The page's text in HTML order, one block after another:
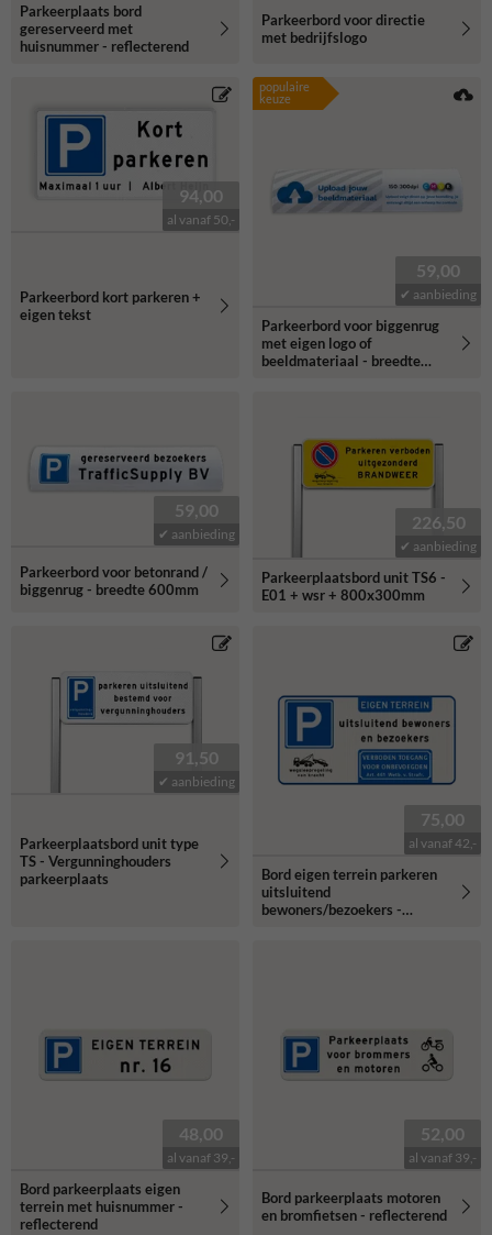
Parkeerplaats bord
gereserveerd met
huisnummer - reflecterend
Parkeerbord voor directie
met bedrijfslogo
94,00
al vanaf 50,-
Parkeerbord kort parkeren +
eigen tekst
populaire
keuze
59,00
✔ aanbieding
Parkeerbord voor biggenrug
met eigen logo of
beeldmateriaal - breedte
59,00
✔ aanbieding
Parkeerbord voor betonrand /
biggenrug - breedte 600mm
226,50
✔ aanbieding
Parkeerplaatsbord unit TS6 -
E01 + wsr + 800x300mm
91,50
✔ aanbieding
Parkeerplaatsbord unit type
TS - Vergunninghouders
parkeerplaats
75,00
al vanaf 42,-
Bord eigen terrein parkeren
uitsluitend
bewoners/bezoekers -
48,00
al vanaf 39,-
Bord parkeerplaats eigen
terrein met huisnummer -
reflecterend
52,00
al vanaf 39,-
Bord parkeerplaats motoren
en bromfietsen - reflecterend